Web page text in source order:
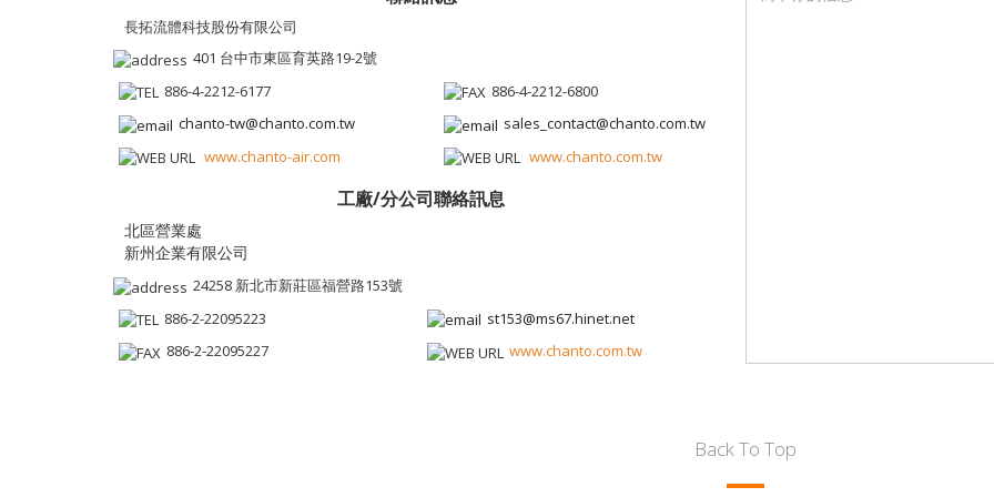
長拓流體科技股份有限公司
401 台中市東區育英路19-2號
886-4-2212-6177
886-4-2212-6800
chanto-tw@chanto.com.tw
sales_contact@chanto.com.tw
www.chanto-air.com
www.chanto.com.tw
工廠/分公司聯絡訊息
新州企業有限公司
24258 新北市新莊區福營路153號
886-2-22095223
886-2-22095227
st153@ms67.hinet.net
www.chanto.com.tw
Back To Top